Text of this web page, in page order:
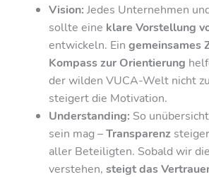
Vision: Jedes Unternehmen
sollte eine klare Vorstellung
entwickeln. Eingemeinsames
Kompass zur Orientierung
der wilden VUCA-Welt nicht
steigert die Motivation.
Understanding: So
sein mag –Transparenz
aller Beteiligten. Sobald wir
verstehen,steigt das